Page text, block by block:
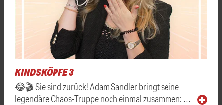
KINDSKÖPFE 3
😂🎬 Sie sind zurück! Adam Sandler bringt seine
legendäre Chaos-Truppe noch einmal zusammen: …